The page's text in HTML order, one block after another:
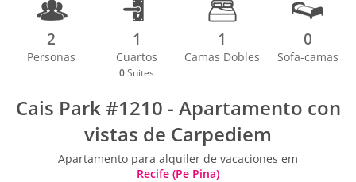
2
Personas
1
Cuartos
0 Suites
1
Camas Dobles
0
Sofa-camas
Cais Park #1210 - Apartamento con
vistas de Carpediem
Apartamento para alquiler de vacaciones em
Recife (Pe Pina)